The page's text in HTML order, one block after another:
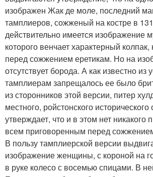
изображен Жак де моле, последний
тамплиеров, сожженый на костре в
действительно имеется изображение
которого венчает характерный
перед сожжением еретикам. Но на
отсутствует борода. А как известно из
тамплиерам запрещалось ее было
из сторонников этой версии, питер
местного, ройстонского
утверждает, что и в этом нет никакого
всем приговоренным перед
В пользу тамплиерской версии
изображение женщины, с короной на
в руке колесо с восемью спицами. В